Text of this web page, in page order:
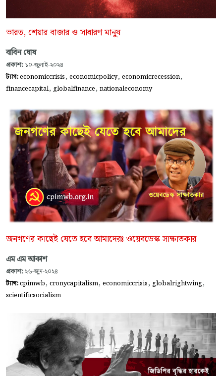
ভারত, শেয়ার বাজার ও সাধারণ মানুষ
বাবিন ঘোষ
প্রকাশ: ১০-জুলাই-২০২৪
ট্যাগ:economiccrisis, economicpolicy, economicrecession,
financecapital, globalfinance, nationaleconomy
জনগণের কাছেই যেতে হবে আমাদেরঃ ওয়েবডেস্ক সাক্ষাতকার
এম এম আকাশ
প্রকাশ: ২৬-জুন-২০২৪
ট্যাগ:cpimwb, cronycapitalism, economiccrisis, globalrightwing,
scientificsocialism